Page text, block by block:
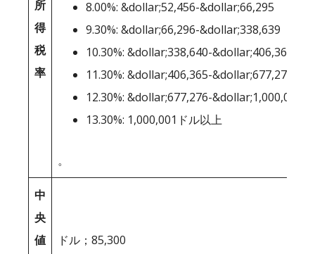
所
得
税
率
8.00%: &dollar;52,456-&dollar;66,295
9.30%: &dollar;66,296-&dollar;338,639
10.30%: &dollar;338,640-&dollar;406,364
11.30%: &dollar;406,365-&dollar;677,275
12.30%: &dollar;677,276-&dollar;1,000,000
13.30%: 1,000,001ドル以上
。
中
央
値
ドル；85,300